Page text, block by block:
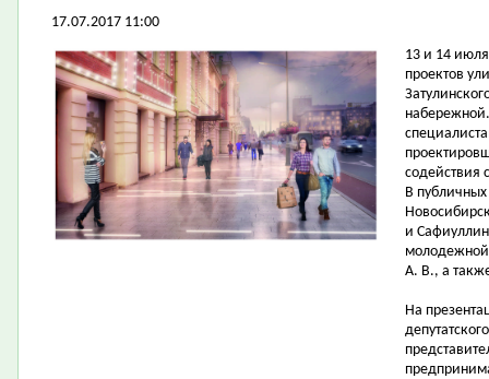
17.07.2017 11:00
​13 и 14
проектов
содействия
В
и
молодежной
А. В., а
На